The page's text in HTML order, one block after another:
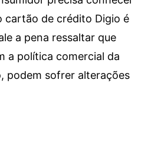
cartão de crédito Digio é
a pena ressaltar que
a política comercial da
podem sofrer alterações